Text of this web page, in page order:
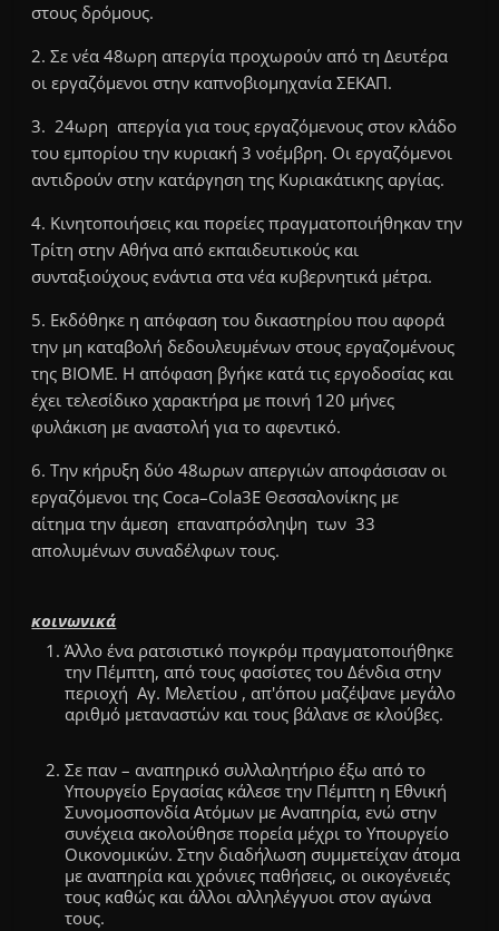
στους δρόμους.
2. Σε νέα 48ωρη απεργία προχωρούν από τη Δευτέρα
οι εργαζόμενοι στην καπνοβιομηχανίαΣΕΚΑΠ.
3. 24ωρη απεργία για τους εργαζόμενους στον κλάδο
του εμπορίου την κυριακή 3 νοέμβρη. Οι εργαζόμενοι
αντιδρούν στην κατάργηση της Κυριακάτικης αργίας.
4. Κινητοποιήσεις και πορείες πραγματοποιήθηκαν την
Τρίτη στην Αθήνα από εκπαιδευτικούς και
συνταξιούχους ενάντια στα νέα κυβερνητικά μέτρα.
5. Εκδόθηκε η απόφαση του δικαστηρίου που αφορά
την μη καταβολή δεδουλευμένων στους εργαζομένους
της ΒΙΟΜΕ. Η απόφαση βγήκε κατά τις εργοδοσίας και
έχει τελεσίδικο χαρακτήρα με ποινή 120 μήνες
φυλάκιση με αναστολή για το αφεντικό.
6. Την κήρυξη δύο 48ωρων απεργιών αποφάσισαν οι
εργαζόμενοι της Coca–Cola3E Θεσσαλονίκης με
αίτηματην άμεση επαναπρόσληψη των 33
απολυμένων συναδέλφων τους.
κοινωνικά
Άλλο ένα ρατσιστικό πογκρόμ πραγματοποιήθηκε
την Πέμπτη, από τους φασίστες τουΔένδια στην
περιοχήΑγ. Μελετίου , απ'όπου μαζέψανε μεγάλο
αριθμό μεταναστών και τους βάλανε σε κλούβες.
Σε παν – αναπηρικό συλλαλητήριο έξω από το
Υπουργείο Εργασίας κάλεσε την Πέμπτη η Εθνική
Συνομοσπονδία Ατόμων με Αναπηρία, ενώ στην
συνέχεια ακολούθησε πορεία μέχρι το Υπουργείο
Οικονομικών. Στην διαδήλωση συμμετείχαν άτομα
με αναπηρία και χρόνιες παθήσεις, οι οικογένειές
τους καθώς και άλλοι αλληλέγγυοι στον αγώνα
τους.